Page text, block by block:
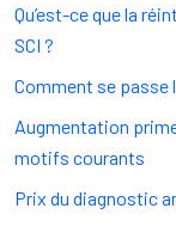
Qu’est-ce que la
SCI ?
Comment se passe
Augmentation
motifs courants
Prix du diagnostic